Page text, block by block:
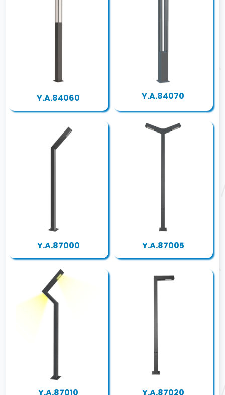
Y.A.84060 Y.A.84070
Y.A.87000 Y.A.87005